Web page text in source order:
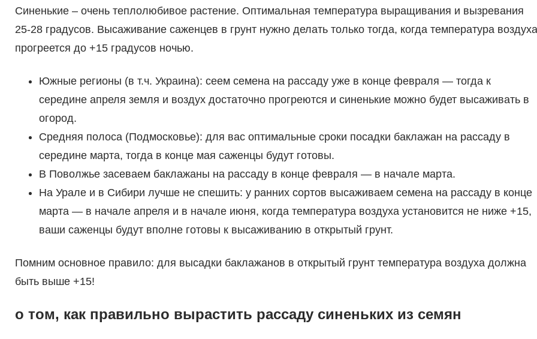
Синенькие – очень теплолюбивое растение. Оптимальная температура выращивания и вызревания
25-28 градусов. Высаживание саженцев в грунт нужно делать только тогда, когда температура воздуха
прогреется до +15 градусов ночью.
Южные регионы (в т.ч. Украина): сеем семена на рассаду уже в конце февраля — тогда к
середине апреля земля и воздух достаточно прогреются и синенькие можно будет высаживать в
огород.
Средняя полоса (Подмосковье): для вас оптимальные сроки посадки баклажан на рассаду в
середине марта, тогда в конце мая саженцы будут готовы.
В Поволжье засеваем баклажаны на рассаду в конце февраля — в начале марта.
На Урале и в Сибири лучше не спешить: у ранних сортов высаживаем семена на рассаду в конце
марта — в начале апреля и в начале июня, когда температура воздуха установится не ниже +15,
ваши саженцы будут вполне готовы к высаживанию в открытый грунт.
Помним основное правило: для высадки баклажанов в открытый грунт температура воздуха должна
быть выше +15!
о том, как правильно вырастить рассаду синеньких из семян